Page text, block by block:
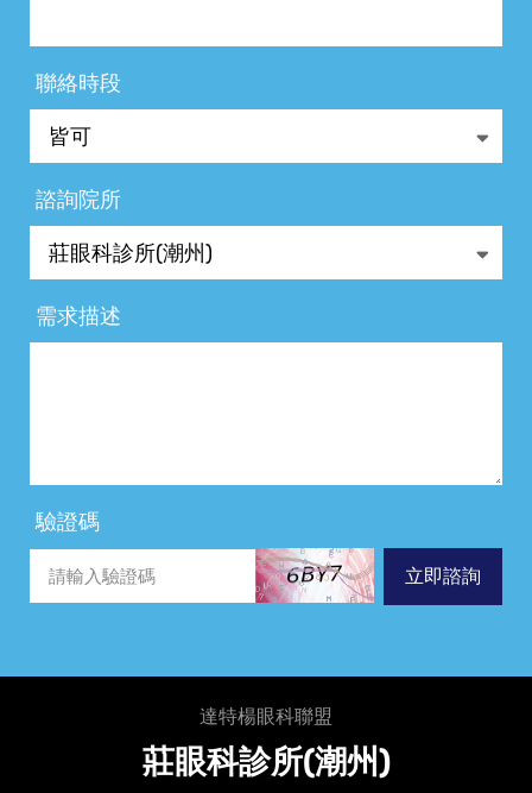
聯絡時段
諮詢院所
需求描述
驗證碼
立即諮詢
達特楊眼科聯盟
莊眼科診所(潮州)